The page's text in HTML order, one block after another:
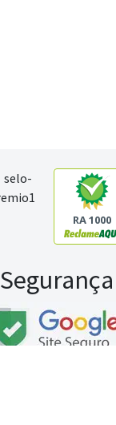
RA 1000
Segurança